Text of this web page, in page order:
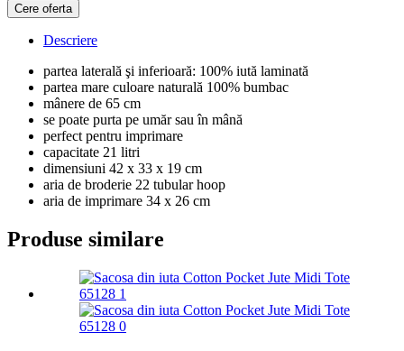
Cere oferta
Descriere
partea laterală şi inferioară: 100% iută laminată
partea mare culoare naturală 100% bumbac
mânere de 65 cm
se poate purta pe umăr sau în mână
perfect pentru imprimare
capacitate 21 litri
dimensiuni 42 x 33 x 19 cm
aria de broderie 22 tubular hoop
aria de imprimare 34 x 26 cm
Produse similare